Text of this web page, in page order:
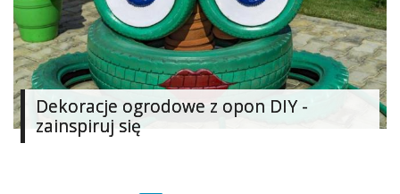
Dekoracje ogrodowe z opon DIY -
zainspiruj się